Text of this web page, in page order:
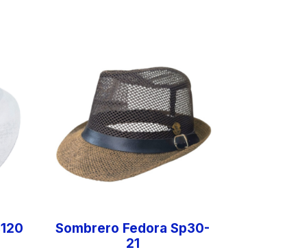
Sombrero Fedora Sp30-
21